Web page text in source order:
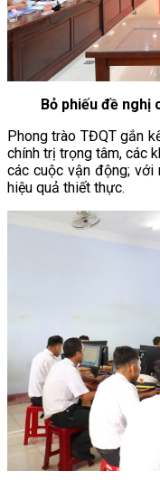
Bỏ phiếu đề nghị
Phong trào TĐQT gắn
chính trị trọng tâm, các
các cuộc vận động; với
hiệu quả thiết thực.